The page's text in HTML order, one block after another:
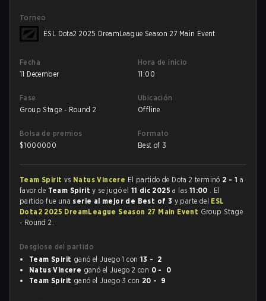
Torneo
ESL Dota2 2025 DreamLeague Season 27 Main Event
Fecha
11 December
Hora de inicio
11:00
Fase
Group Stage - Round 2
Ubicación
Offline
Bolsa de premios
$1000000
Formato
Best of 3
Team Spirit vs Natus Vincere El partido de Dota 2 terminó 2 - 1 a
favor de Team Spirity se jugó el 11 dic 2025a las 11:00 . El
partido fue una serie al mejor de Best of 3 y parte del ESL
Dota2 2025 DreamLeague Season 27 Main Event Group Stage
- Round 2.
Desglose del partido
Team Spirit ganó el Juego 1 con 13 - 2
Natus Vincere ganó el Juego 2 con 0 - 0
Team Spirit ganó el Juego 3 con 20 - 9